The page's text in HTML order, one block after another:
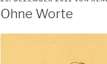
Ohne Worte